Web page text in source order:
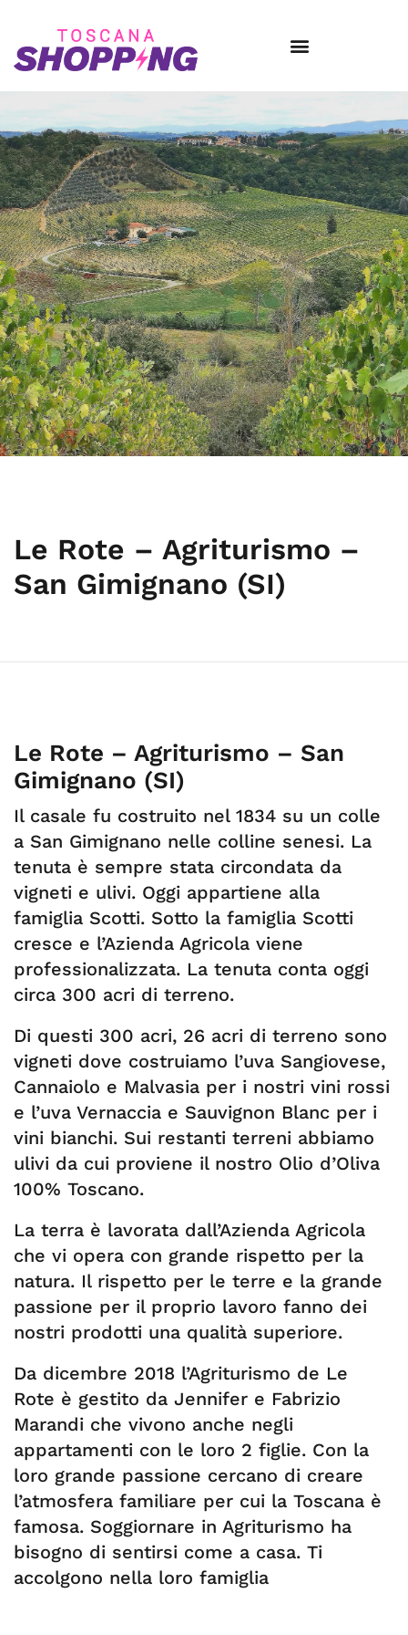
Le Rote – Agriturismo –
San Gimignano (SI)
Le Rote – Agriturismo – San
Gimignano (SI)
Il casale fu costruito nel 1834 su un colle
a San Gimignano nelle colline senesi. La
tenuta è sempre stata circondata da
vigneti e ulivi. Oggi appartiene alla
famiglia Scotti. Sotto la famiglia Scotti
cresce e l’Azienda Agricola viene
professionalizzata. La tenuta conta oggi
circa 300 acri di terreno.
Di questi 300 acri, 26 acri di terreno sono
vigneti dove costruiamo l’uva Sangiovese,
Cannaiolo e Malvasia per i nostri vini rossi
e l’uva Vernaccia e Sauvignon Blanc per i
vini bianchi. Sui restanti terreni abbiamo
ulivi da cui proviene il nostro Olio d’Oliva
100% Toscano.
La terra è lavorata dall’Azienda Agricola
che vi opera con grande rispetto per la
natura. Il rispetto per le terre e la grande
passione per il proprio lavoro fanno dei
nostri prodotti una qualità superiore.
Da dicembre 2018 l’Agriturismo de Le
Rote è gestito da Jennifer e Fabrizio
Marandi che vivono anche negli
appartamenti con le loro 2 figlie. Con la
loro grande passione cercano di creare
l’atmosfera familiare per cui la Toscana è
famosa. Soggiornare in Agriturismo ha
bisogno di sentirsi come a casa. Ti
accolgono nella loro famiglia